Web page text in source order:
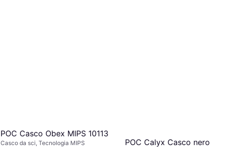
POC Casco Obex MIPS 10113
Casco da sci, Tecnologia MIPS
POC Calyx Casco nero